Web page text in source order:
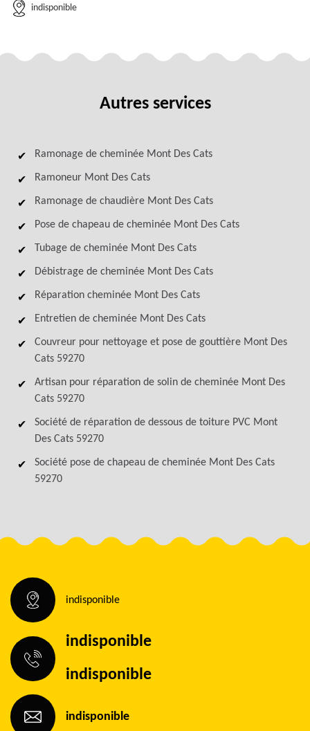
indisponible
Autres services
Ramonage de cheminée Mont Des Cats
Ramoneur Mont Des Cats
Ramonage de chaudière Mont Des Cats
Pose de chapeau de cheminée Mont Des Cats
Tubage de cheminée Mont Des Cats
Débistrage de cheminée Mont Des Cats
Réparation cheminée Mont Des Cats
Entretien de cheminée Mont Des Cats
Couvreur pour nettoyage et pose de gouttière Mont Des
Cats 59270
Artisan pour réparation de solin de cheminée Mont Des
Cats 59270
Société de réparation de dessous de toiture PVC Mont
Des Cats 59270
Société pose de chapeau de cheminée Mont Des Cats
59270
indisponible
indisponible
indisponible
indisponible